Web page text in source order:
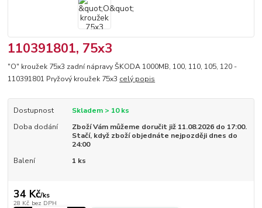
110391801, 75x3
"O" kroužek 75x3 zadní nápravy ŠKODA 1000MB, 100, 110, 105, 120 -
110391801 Pryžový kroužek 75x3 celý popis
Dostupnost
Skladem > 10 ks
Doba dodání
Zboží Vám můžeme doručit již 11.08.2026 do 17:00.
Stačí, když zboží objednáte nejpozději dnes do
24:00
Balení
1 ks
34 Kč/ks
28 Kč bez DPH